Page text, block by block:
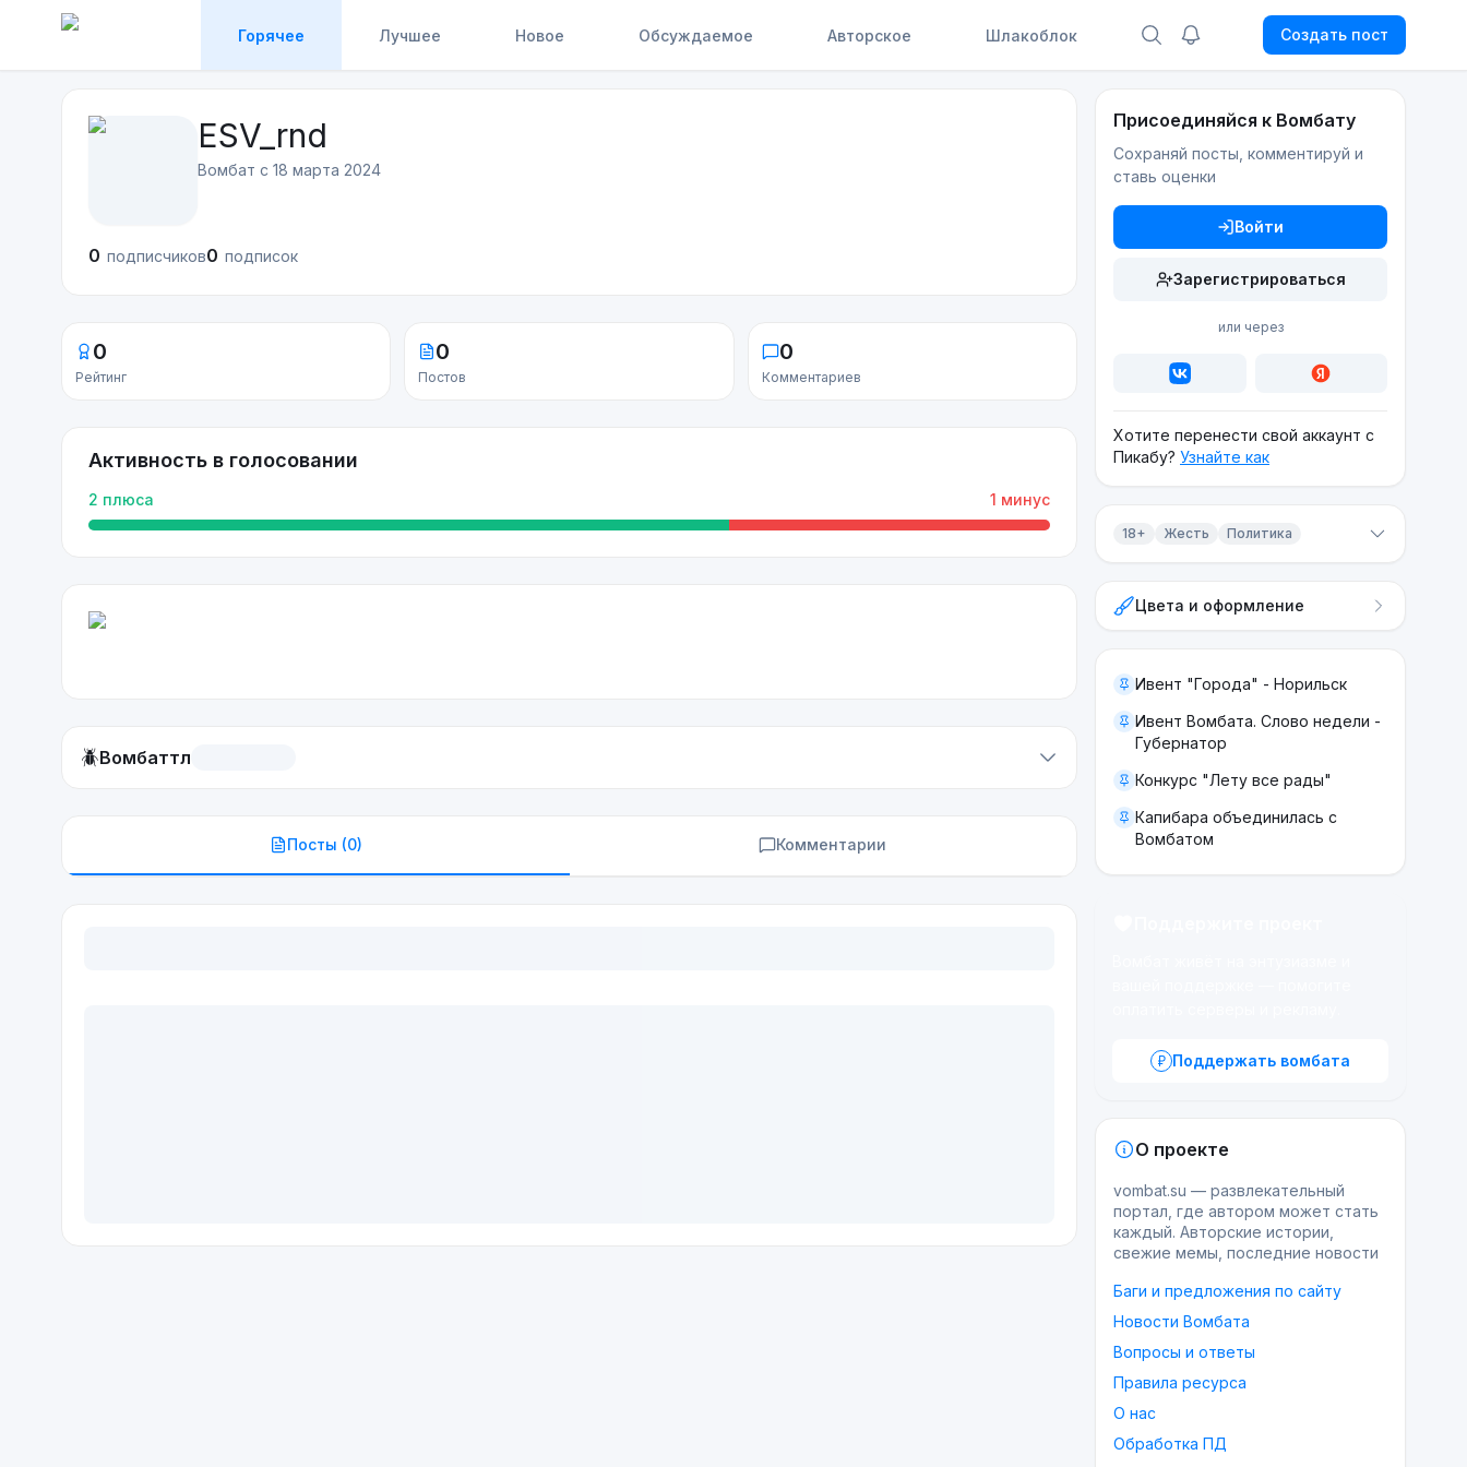
Горячее Лучшее Новое Обсуждаемое Авторское Шлакоблок Создать пост
ESV_rnd
Вомбат с 18 марта 2024
0 подписчиков0 подписок
0
Рейтинг
0
Постов
0
Комментариев
Активность в голосовании
2 плюса 1 минус
🪲Вомбаттл
Посты (0) Комментарии
Присоединяйся к Вомбату
Сохраняй посты, комментируй и
ставь оценки
Войти
Зарегистрироваться
или через
Хотите перенести свой аккаунт с
Пикабу? Узнайте как
18+ Жесть Политика
ЖестьЦвета и оформление
Ивент "Города" - Норильск
Ивент Вомбата. Слово недели -
Губернатор
Конкурс "Лету все рады"
Капибара объединилась с
Вомбатом
Поддержать вомбата
О проекте
vombat.su — развлекательный
портал, где автором может стать
каждый. Авторские истории,
свежие мемы, последние новости
Баги и предложения по сайту
Новости Вомбата
Вопросы и ответы
Правила ресурса
О нас
Обработка ПД